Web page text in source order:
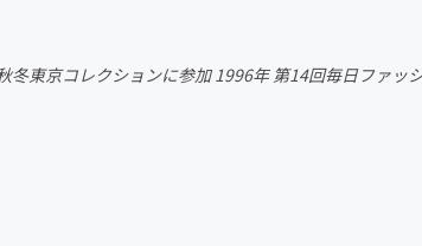
フード・飲食店
冬東京コレクションに参加 1996年 第14回毎日ファッ